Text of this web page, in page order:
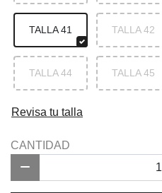
TALLA 41 TALLA 42
TALLA 44 TALLA 45
Revisa tu talla
CANTIDAD